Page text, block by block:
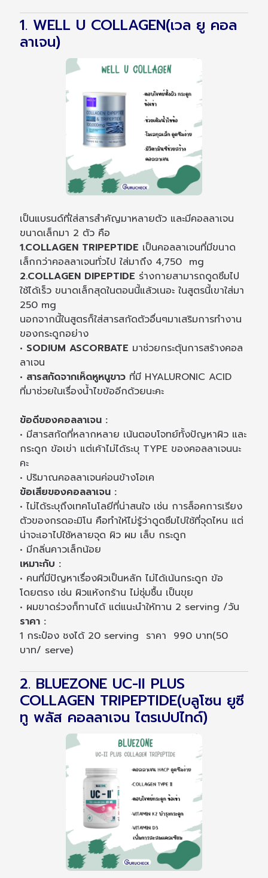
1. WELL U COLLAGEN(เวล ยู คอล
ลาเจน)
เป็นแบรนด์ที่ใส่สารสำคัญมาหลายตัว และมีคอลลาเจน
ขนาดเล็กมา 2 ตัว คือ
1.COLLAGEN TRIPEPTIDE เป็นคอลลาเจนที่มีขนาด
เล็กกว่าคอลลาเจนทั่วไป ใส่มาถึง 4,750 mg
2.COLLAGEN DIPEPTIDE ร่างกายสามารถดูดซึมไป
ใช้ได้เร็ว ขนาดเล็กสุดในตอนนี้แล้วเนอะ ในสูตรนี้เขาใส่มา
250 mg
นอกจากนี้ในสูตรก็ใส่สารสกัดตัวอื่นๆมาเสริมการทำงาน
ของกระดูกอย่าง
• SODIUM ASCORBATE มาช่วยกระตุ้นการสร้างคอล
ลาเจน
• สารสกัดจากเห็ดหูหนูขาว ที่มี HYALURONIC ACID
ที่มาช่วยในเรื่องน้ำไขข้ออีกด้วยนะคะ
ข้อดีของคอลลาเจน :
• มีสารสกัดที่หลากหลาย เน้นตอบโจทย์ทั้งปัญหาผิว และ
กระดูก ข้อเข่า แต่เค้าไม่ได้ระบุ TYPE ของคอลลาเจนนะ
คะ
• ปริมาณคอลลาเจนค่อนข้างโอเค
ข้อเสียของคอลลาเจน :
• ไม่ได้ระบุถึงเทคโนโลยีที่น่าสนใจ เช่น การล็อคการเรียง
ตัวของกรดอะมิโน คือทำให้ไม่รู้ว่าดูดซึมไปใช้ที่จุดไหน แต่
น่าจะเอาไปใช้หลายจุด ผิว ผม เล็บ กระดูก
• มีกลิ่นคาวเล็กน้อย
เหมาะกับ :
• คนที่มีปัญหาเรื่องผิวเป็นหลัก ไม่ได้เน้นกระดูก ข้อ
โดยตรง เช่น ผิวแห้งกร้าน ไม่ชุ่มชื้น เป็นขุย
• ผมขาดร่วงก็ทานได้ แต่แนะนำให้ทาน 2 serving /วัน
ราคา :
1 กระป๋อง ชงได้ 20 serving ราคา 990 บาท(50
บาท/ serve)
2. BLUEZONE UC-II PLUS
COLLAGEN TRIPEPTIDE(บลูโซน ยูซี
ทู พลัส คอลลาเจน ไตรเปปไทด์)